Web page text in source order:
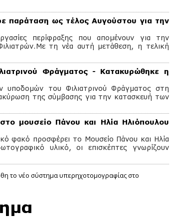
παράταση ως τέλος Αυγούστου για την
περίφραξης που απομένουν για την
τη νέα αυτή μετάθεση, η τελική
Φράγματος - Κατακυρώθηκε η
του Φιλιατρινού Φράγματος στη
της σύμβασης για την κατασκευή των
μουσείο Πάνου και Ηλία Ηλιόπουλου
φακό προσφέρει το Μουσείο Πάνου και Ηλία
υλικό, οι επισκέπτες γνωρίζουν
το νέο σύστημα υπερηχοτομογραφίας στο